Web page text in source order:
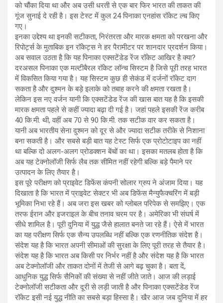
को चौंका दिया था और अब उसी धरती से एक बार फिर भारत की ताकत की
गूंज सुनाई दे रही है। इस टेस्ट में कुल 24 पिनाका एनहांस रॉकेट ल्च किए
गए।
इनका उद्देश्य था इनकी सटीकता, निरंतरता और मारक क्षमता को परखना और
रिपोर्ट्स के मुताबिक इन रॉकेट्स ने हर पैरामीटर पर शानदार प्रदर्शन किया।
अब सवाल उठता है कि यह पिनाका एक्सटेंडेड रेंज रॉकेट आखिर है क्या?
दरअसल पिनाका एक मल्टीबैरल रॉकेट लॉन्च सिस्टम है जिसे पूरी तरह भारत
में विकसित किया गया है। यह सिस्टम कुछ ही सेकंड में दर्जनों रॉकेट दाग
सकता है और दुश्मन के बड़े इलाके को तबाह करने की क्षमता रखता है।
लेकिन इस नए वर्जन यानी कि एक्सटेंडेड रेंज की खास बात यह है कि इसकी
मारक क्षमता पहले से कहीं ज्यादा बढ़ा दी गई है। जहां पहले इसकी रेंज करीब
40 कि.मी. थी, वहीं अब 70 से 90 कि.मी. तक सटीक वार कर सकता है।
यानी अब भारतीय सेना दुश्मन को दूर से और ज्यादा सटीक तरीके से निशाना
बना सकती है। और सबसे बड़ी बात यह टेस्ट सिर्फ एक प्रोटोटाइप का नहीं
था बल्कि दो अलग-अलग प्रोडक्शन बेंचों का था। इसका मतलब होता है कि
अब यह टेक्नोलॉजी सिर्फ लैब तक सीमित नहीं रहेगी बल्कि बड़े पैमाने पर
उत्पादन के लिए तैयार है।
इस पूरे परीक्षण को प्राइवेट डिफेंस कंपनी सोलार ग्रुप ने अंजाम दिया। यह
दिखाता है कि भारत में प्राइवेट सेक्टर भी अब डिफेंस मैन्युफैक्चरिंग में बड़ी
भूमिका निभा रहे हैं। अब जरा इस खबर को ग्लोबल परिपेक से समझिए। एक
तरफ ईरान और इजराइल के बीच तनाव चरम पर है। अमेरिका भी संघर्ष में
सीधे शामिल है। पूरी दुनिया में युद्ध जैसे हालात बनते जा रहे हैं। ऐसे में भारत
का यह परीक्षण सिर्फ एक सैन्य उपलब्धि नहीं बल्कि एक रणनीतिक संदेश है।
संदेश यह है कि भारत अपनी सीमाओं की सुरक्षा के लिए पूरी तरह से तैयार है।
संदेश यह है कि भारत अब किसी पर निर्भर नहीं है और संदेश यह है कि भारत
अब टेक्नोलॉजी और ताकत दोनों में तेजी से आगे बढ़ चुका है। बता दें,
आधुनिक युद्ध सिर्फ सैनिकों की संख्या से नहीं जीते जाते। आज की लड़ाई
टेक्नोलॉजी सटीकता और दूरी से लड़ी जाती है और पिनाका एक्सटेंडेड रेंज
रॉकेट इसी नई युद्ध नीति का सबसे बड़ा हिस्सा है। खैर आज जब दुनिया में हर